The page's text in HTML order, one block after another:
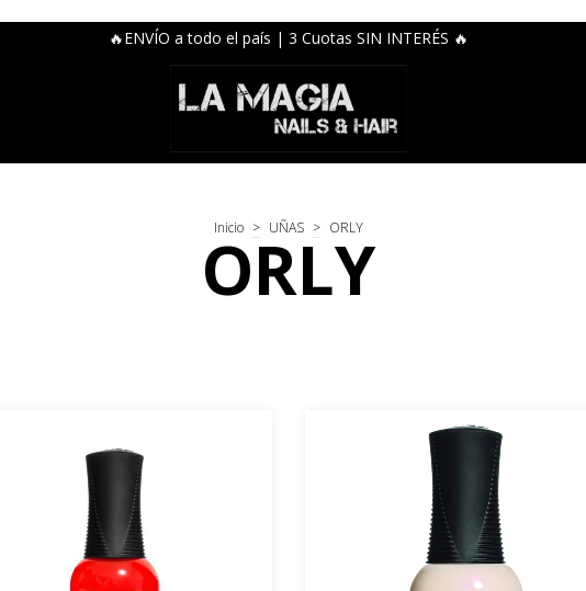
🔥ENVÍO a todo el país | 3 Cuotas SIN INTERÉS 🔥
Inicio > UÑAS > ORLY
ORLY